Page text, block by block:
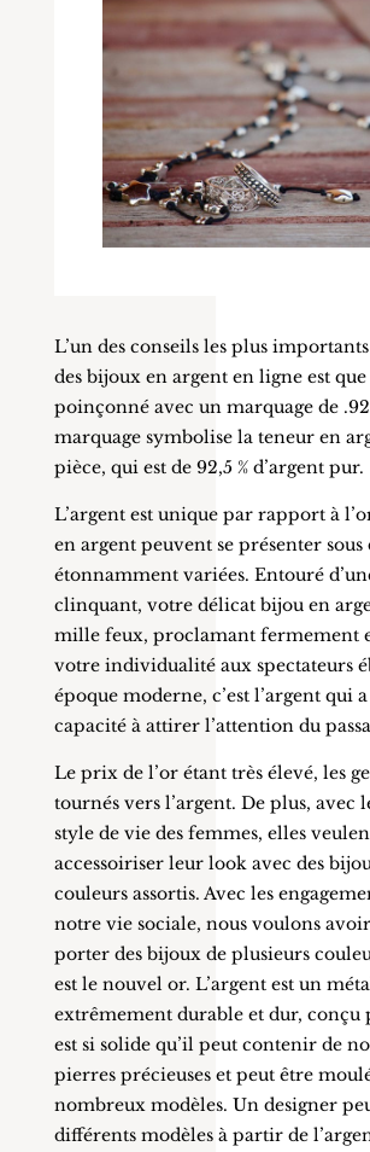
L’un des conseils les plus
des bijoux en argent en ligne est que
poinçonné avec un marquage de
marquage symbolise la teneur en
pièce, qui est de 92,5 % d’argent pur.
L’argent est unique par rapport à
en argent peuvent se présenter sous
étonnamment variées. Entouré
clinquant, votre délicat bijou en
mille feux, proclamant fermement
votre individualité aux spectateurs
époque moderne, c’est l’argent qui
capacité à attirer l’attention du
Le prix de l’or étant très élevé, les
tournés vers l’argent. De plus, avec
style de vie des femmes, elles
accessoiriser leur look avec des
couleurs assortis. Avec les
notre vie sociale, nous voulons
porter des bijoux de plusieurs
est le nouvel or. L’argent est un
extrêmement durable et dur, conçu
est si solide qu’il peut contenir de
pierres précieuses et peut être
nombreux modèles. Un designer
différents modèles à partir de